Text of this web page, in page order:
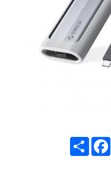
Share
Facebook